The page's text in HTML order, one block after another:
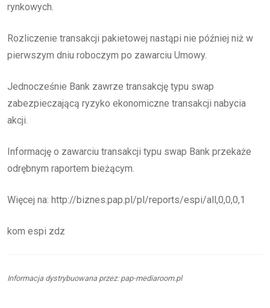
rynkowych.
Rozliczenie transakcji pakietowej nastąpi nie później niż w
pierwszym dniu roboczym po zawarciu Umowy.
Jednocześnie Bank zawrze transakcję typu swap
zabezpieczającą ryzyko ekonomiczne transakcji nabycia
akcji.
Informację o zawarciu transakcji typu swap Bank przekaże
odrębnym raportem bieżącym.
Więcej na: http://biznes.pap.pl/pl/reports/espi/all,0,0,0,1
kom espi zdz
Informacja dystrybuowana przez: pap-mediaroom.pl